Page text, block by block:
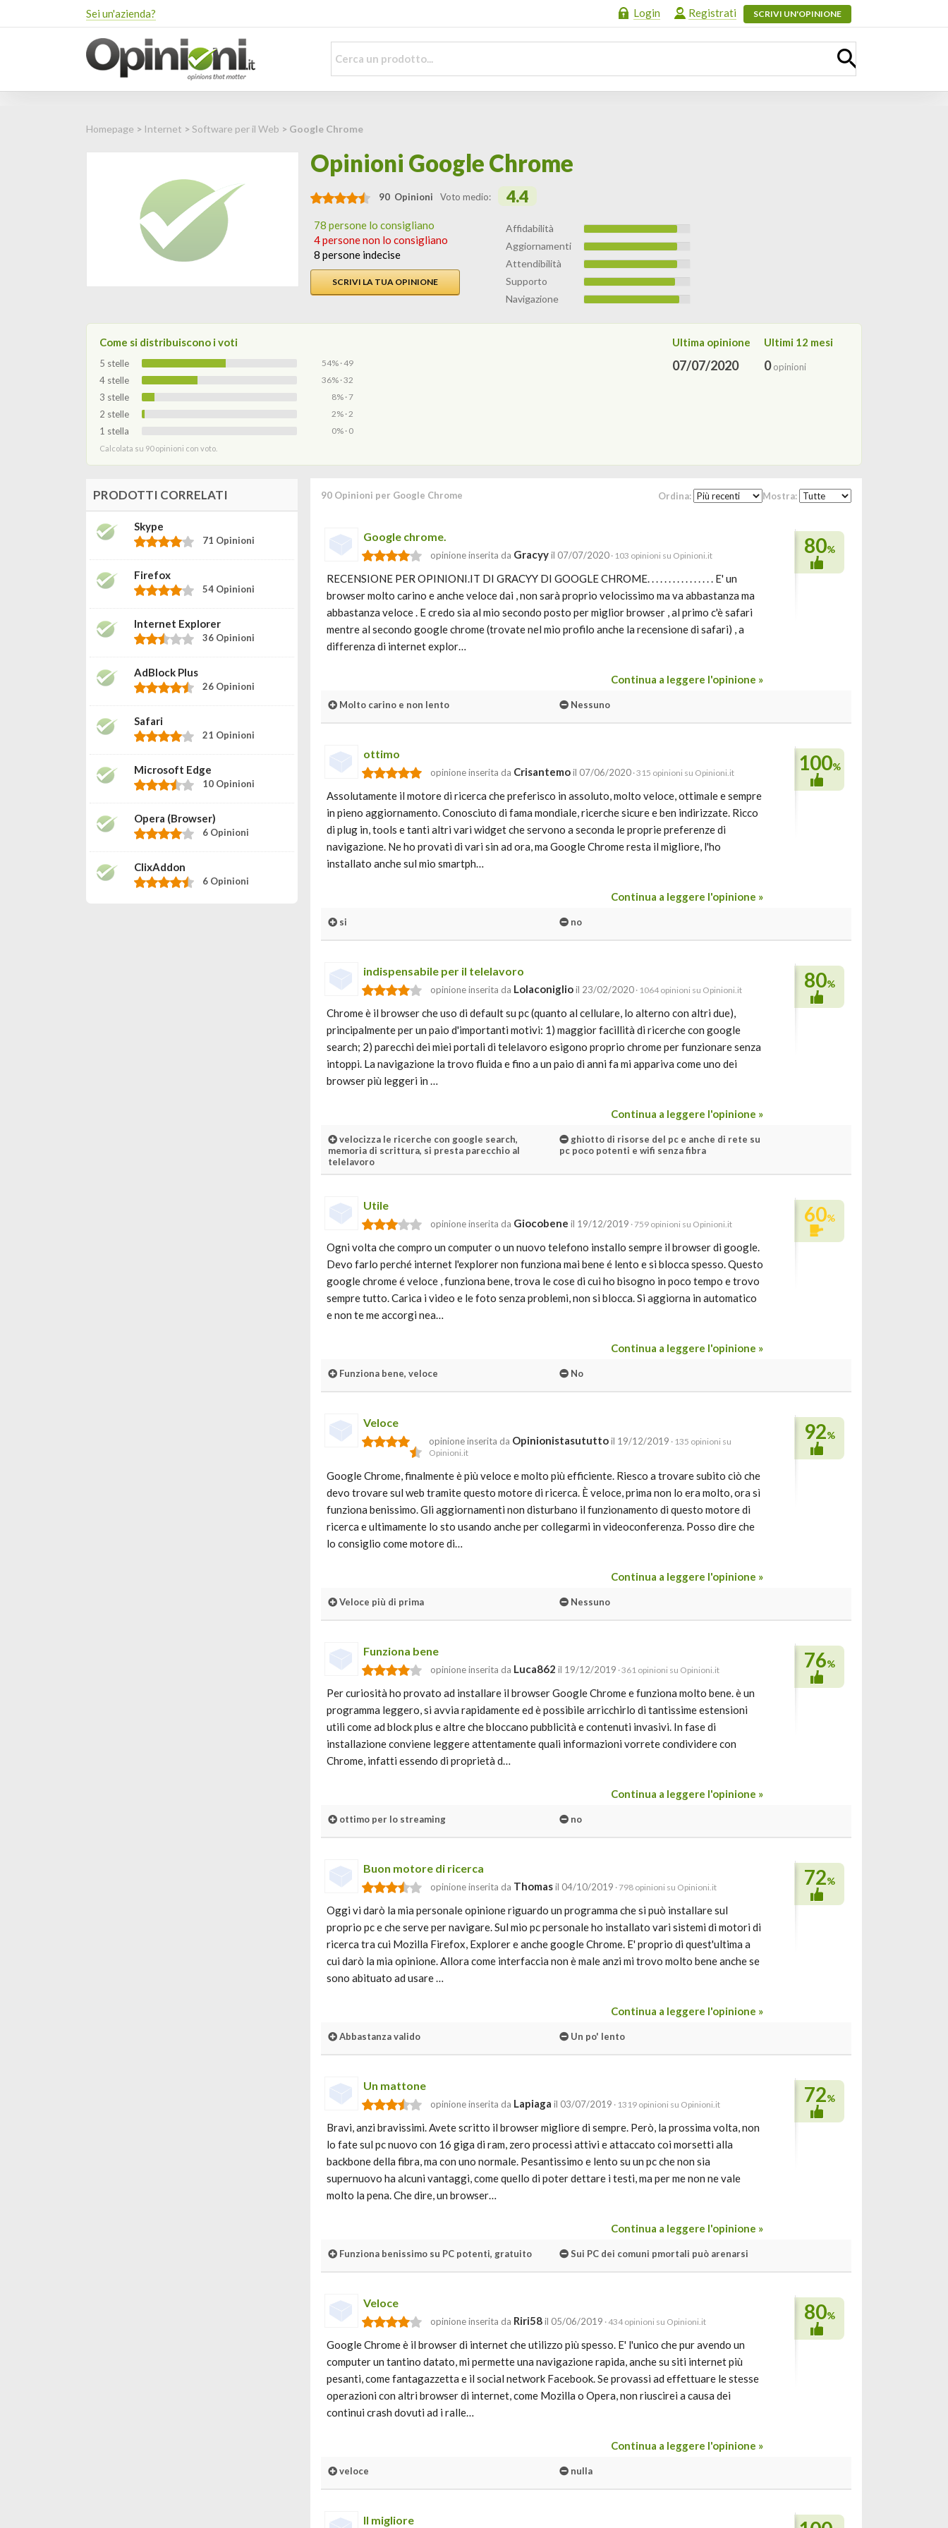
Sei un'azienda? Login Registrati SCRIVI UN'OPINIONE
Homepage > Internet >Software per il Web > Google Chrome
Opinioni Google Chrome
90 Opinioni Voto medio: 4.4
78 persone lo consigliano
4 persone non lo consigliano
8 persone indecise
SCRIVI LA TUA OPINIONE
Affidabilità
Aggiornamenti
Attendibilità
Supporto
Navigazione
Come si distribuiscono i voti
5 stelle 54% · 49
4 stelle 36% · 32
3 stelle 8% · 7
2 stelle 2% · 2
1 stella 0% · 0
Calcolata su 90 opinioni con voto.
Ultima opinione
07/07/2020
Ultimi 12 mesi
0opinioni
90 Opinioni per Google Chrome Ordina: Mostra:
Google chrome.
opinione inserita da Gracyyil 07/07/2020 · 103 opinioni su Opinioni.it
RECENSIONE PER OPINIONI.IT DI GRACYY DI GOOGLE CHROME. . . . . . . . . . . . . . . . E' un
browser molto carino e anche veloce dai , non sarà proprio velocissimo ma va abbastanza ma
abbastanza veloce . E credo sia al mio secondo posto per miglior browser , al primo c'è safari
mentre al secondo google chrome (trovate nel mio profilo anche la recensione di safari) , a
differenza di internet explor…
Continua a leggere l'opinione »
80%
Molto carino e non lento Nessuno
ottimo
opinione inserita da Crisantemoil 07/06/2020 · 315 opinioni su Opinioni.it
Assolutamente il motore di ricerca che preferisco in assoluto, molto veloce, ottimale e sempre
in pieno aggiornamento. Conosciuto di fama mondiale, ricerche sicure e ben indirizzate. Ricco
di plug in, tools e tanti altri vari widget che servono a seconda le proprie preferenze di
navigazione. Ne ho provati di vari sin ad ora, ma Google Chrome resta il migliore, l'ho
installato anche sul mio smartph…
Continua a leggere l'opinione »
100%
si no
indispensabile per il telelavoro
opinione inserita da Lolaconiglioil 23/02/2020 · 1064 opinioni su Opinioni.it
Chrome è il browser che uso di default su pc (quanto al cellulare, lo alterno con altri due),
principalmente per un paio d'importanti motivi: 1) maggior facillità di ricerche con google
search; 2) parecchi dei miei portali di telelavoro esigono proprio chrome per funzionare senza
intoppi. La navigazione la trovo fluida e fino a un paio di anni fa mi appariva come uno dei
browser più leggeri in …
Continua a leggere l'opinione »
80%
velocizza le ricerche con google search,
memoria di scrittura, si presta parecchio al
telelavoro
ghiotto di risorse del pc e anche di rete su
pc poco potenti e wifi senza fibra
Utile
opinione inserita da Giocobene il 19/12/2019 · 759 opinioni su Opinioni.it
Ogni volta che compro un computer o un nuovo telefono installo sempre il browser di google.
Devo farlo perché internet l'explorer non funziona mai bene é lento e si blocca spesso. Questo
google chrome é veloce , funziona bene, trova le cose di cui ho bisogno in poco tempo e trovo
sempre tutto. Carica i video e le foto senza problemi, non si blocca. Si aggiorna in automatico
e non te me accorgi nea…
Continua a leggere l'opinione »
60%
Funziona bene, veloce No
Veloce
opinione inserita da Opinionistasututtoil 19/12/2019 · 135 opinioni su
Opinioni.it
Google Chrome, finalmente è più veloce e molto più efficiente. Riesco a trovare subito ciò che
devo trovare sul web tramite questo motore di ricerca. È veloce, prima non lo era molto, ora sì
funziona benissimo. Gli aggiornamenti non disturbano il funzionamento di questo motore di
ricerca e ultimamente lo sto usando anche per collegarmi in videoconferenza. Posso dire che
lo consiglio come motore di…
Continua a leggere l'opinione »
92%
Veloce più di prima Nessuno
Funziona bene
opinione inserita da Luca862 il 19/12/2019 · 361 opinioni su Opinioni.it
Per curiosità ho provato ad installare il browser Google Chrome e funziona molto bene. è un
programma leggero, si avvia rapidamente ed è possibile arricchirlo di tantissime estensioni
utili come ad block plus e altre che bloccano pubblicità e contenuti invasivi. In fase di
installazione conviene leggere attentamente quali informazioni vorrete condividere con
Chrome, infatti essendo di proprietà d…
Continua a leggere l'opinione »
76%
ottimo per lo streaming no
Buon motore di ricerca
opinione inserita da Thomasil 04/10/2019 · 798 opinioni su Opinioni.it
Oggi vi darò la mia personale opinione riguardo un programma che si può installare sul
proprio pc e che serve per navigare. Sul mio pc personale ho installato vari sistemi di motori di
ricerca tra cui Mozilla Firefox, Explorer e anche google Chrome. E' proprio di quest'ultima a
cui darò la mia opinione. Allora come interfaccia non è male anzi mi trovo molto bene anche se
sono abituato ad usare …
Continua a leggere l'opinione »
72%
Abbastanza valido Un po' lento
Un mattone
opinione inserita da Lapiaga il 03/07/2019 · 1319 opinioni su Opinioni.it
Bravi, anzi bravissimi. Avete scritto il browser migliore di sempre. Però, la prossima volta, non
lo fate sul pc nuovo con 16 giga di ram, zero processi attivi e attaccato coi morsetti alla
backbone della fibra, ma con uno normale. Pesantissimo e lento su un pc che non sia
supernuovo ha alcuni vantaggi, come quello di poter dettare i testi, ma per me non ne vale
molto la pena. Che dire, un browser…
Continua a leggere l'opinione »
72%
Funziona benissimo su PC potenti, gratuito Sui PC dei comuni pmortali può arenarsi
Veloce
opinione inserita da Riri58il 05/06/2019 · 434 opinioni su Opinioni.it
Google Chrome è il browser di internet che utilizzo più spesso. E' l'unico che pur avendo un
computer un tantino datato, mi permette una navigazione rapida, anche su siti internet più
pesanti, come fantagazzetta e il social network Facebook. Se provassi ad effettuare le stesse
operazioni con altri browser di internet, come Mozilla o Opera, non riuscirei a causa dei
continui crash dovuti ad i ralle…
Continua a leggere l'opinione »
80%
veloce nulla
Il migliore
PRODOTTI CORRELATI
Skype
71 Opinioni
Firefox
54 Opinioni
Internet Explorer
36 Opinioni
AdBlock Plus
26 Opinioni
Safari
21 Opinioni
Microsoft Edge
10 Opinioni
Opera (browser)
6 Opinioni
ClixAddon
6 Opinioni